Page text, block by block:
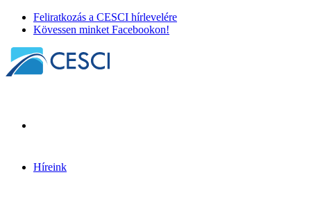
Feliratkozás a CESCI hírlevelére
Kövessen minket Facebookon!
Híreink
Határon átnyúló erdészeti párbeszédet